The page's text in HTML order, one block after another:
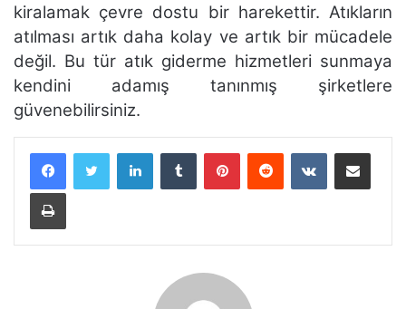
kiralamak çevre dostu bir harekettir. Atıkların
atılması artık daha kolay ve artık bir mücadele
değil. Bu tür atık giderme hizmetleri sunmaya
kendini adamış tanınmış şirketlere
güvenebilirsiniz.
LinkedInTumblr PinterestReddit VKontakteE-Posta ile paylaş
Yazdır